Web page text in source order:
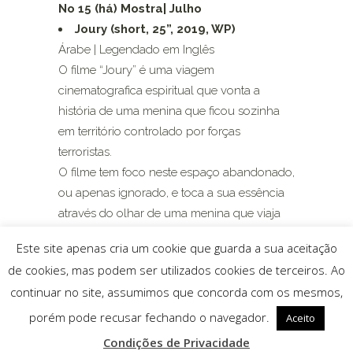
No 15 (há) Mostra| Julho
Joury (short, 25”, 2019, WP)
Árabe | Legendado em Inglês
O filme “Joury” é uma viagem
cinematografica espiritual que vonta a
história de uma menina que ficou sozinha
em território controlado por forças
terroristas.
O filme tem foco neste espaço abandonado,
ou apenas ignorado, e toca a sua essência
através do olhar de uma menina que viaja
© 2025 Associação ST Arte |Condições de Privacidade
Este site apenas cria um cookie que guarda a sua aceitação
de cookies, mas podem ser utilizados cookies de terceiros. Ao
continuar no site, assumimos que concorda com os mesmos,
porém pode recusar fechando o navegador.
Aceito
Condições de Privacidade